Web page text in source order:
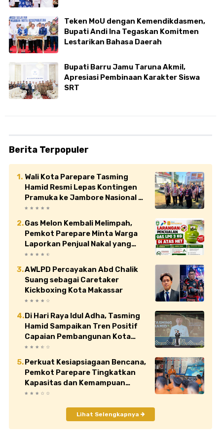
Teken MoU dengan Kemendikdasmen,
Bupati Andi Ina Tegaskan Komitmen
Lestarikan Bahasa Daerah
Bupati Barru Jamu Taruna Akmil,
Apresiasi Pembinaan Karakter Siswa
SRT
Berita Terpopuler
Wali Kota Parepare Tasming
Hamid Resmi Lepas Kontingen
Pramuka ke Jambore Nasional XII
di Cibubur
Gas Melon Kembali Melimpah,
Pemkot Parepare Minta Warga
Laporkan Penjual Nakal yang
Jual di Atas HET
AWLPD Percayakan Abd Chalik
Suang sebagai Caretaker
Kickboxing Kota Makassar
Di Hari Raya Idul Adha, Tasming
Hamid Sampaikan Tren Positif
Capaian Pembangunan Kota
Parepare
Perkuat Kesiapsiagaan Bencana,
Pemkot Parepare Tingkatkan
Kapasitas dan Kemampuan
Manajerial TRC BPBD
Lihat Selengkapnya